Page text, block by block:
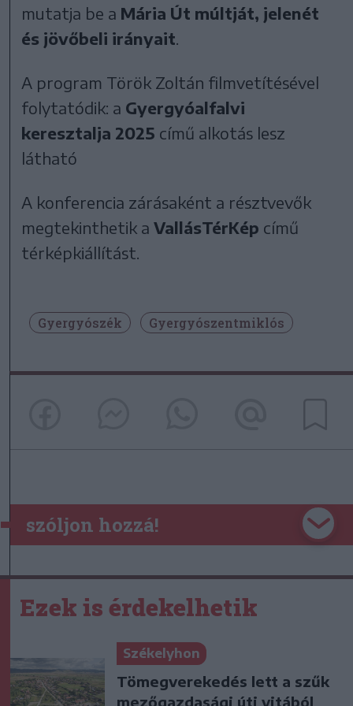
mutatja be a Mária Út múltját, jelenét
és jövőbeli irányait
A program Török Zoltán filmvetítésével
folytatódik: a Gyergyóalfalvi
keresztalja 2025 című alkotás lesz
látható
A konferencia zárásaként a résztvevők
megtekinthetik aVallásTérKép című
térképkiállítást.
Gyergyószék Gyergyószentmiklós
szóljon hozzá!
Ezek is érdekelhetik
Székelyhon
Tömegverekedés lett a szűk
mezőgazdasági úti vitából